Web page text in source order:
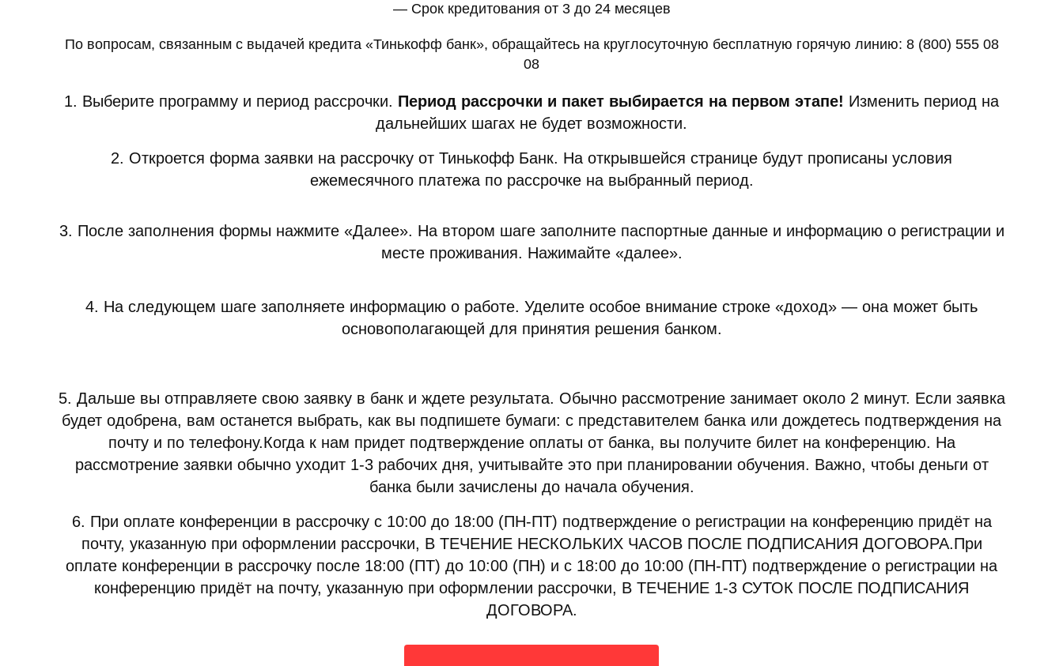
— Срок кредитования от 3 до 24 месяцев
По вопросам, связанным с выдачей кредита «Тинькофф банк», обращайтесь на круглосуточную бесплатную горячую линию: 8 (800) 555 08
08
1. Выберите программу и период раcсрочки. Период рассрочки и пакет выбирается на первом этапе! Изменить период на
дальнейших шагах не будет возможности.
2. Откроется форма заявки на рассрочку от Тинькофф Банк. На открывшейся странице будут прописаны условия
ежемесячного платежа по рассрочке на выбранный период.
3. После заполнения формы нажмите «Далее». На втором шаге заполните паспортные данные и информацию о регистрации и
месте проживания. Нажимайте «далее».
4. На следующем шаге заполняете информацию о работе. Уделите особое внимание строке «доход» — она может быть
основополагающей для принятия решения банком.
5. Дальше вы отправляете свою заявку в банк и ждете результата. Обычно рассмотрение занимает около 2 минут. Если заявка
будет одобрена, вам останется выбрать, как вы подпишете бумаги: с представителем банка или дождетесь подтверждения на
почту и по телефону.Когда к нам придет подтверждение оплаты от банка, вы получите билет на конференцию. На
рассмотрение заявки обычно уходит 1-3 рабочих дня, учитывайте это при планировании обучения. Важно, чтобы деньги от
банка были зачислены до начала обучения.
6. При оплате конференции в рассрочку с 10:00 до 18:00 (ПН-ПТ) подтверждение о регистрации на конференцию придёт на
почту, указанную при оформлении рассрочки, В ТЕЧЕНИЕ НЕСКОЛЬКИХ ЧАСОВ ПОСЛЕ ПОДПИСАНИЯ ДОГОВОРА.При
оплате конференции в рассрочку после 18:00 (ПТ) до 10:00 (ПН) и с 18:00 до 10:00 (ПН-ПТ) подтверждение о регистрации на
конференцию придёт на почту, указанную при оформлении рассрочки, В ТЕЧЕНИЕ 1-3 СУТОК ПОСЛЕ ПОДПИСАНИЯ
ДОГОВОРА.